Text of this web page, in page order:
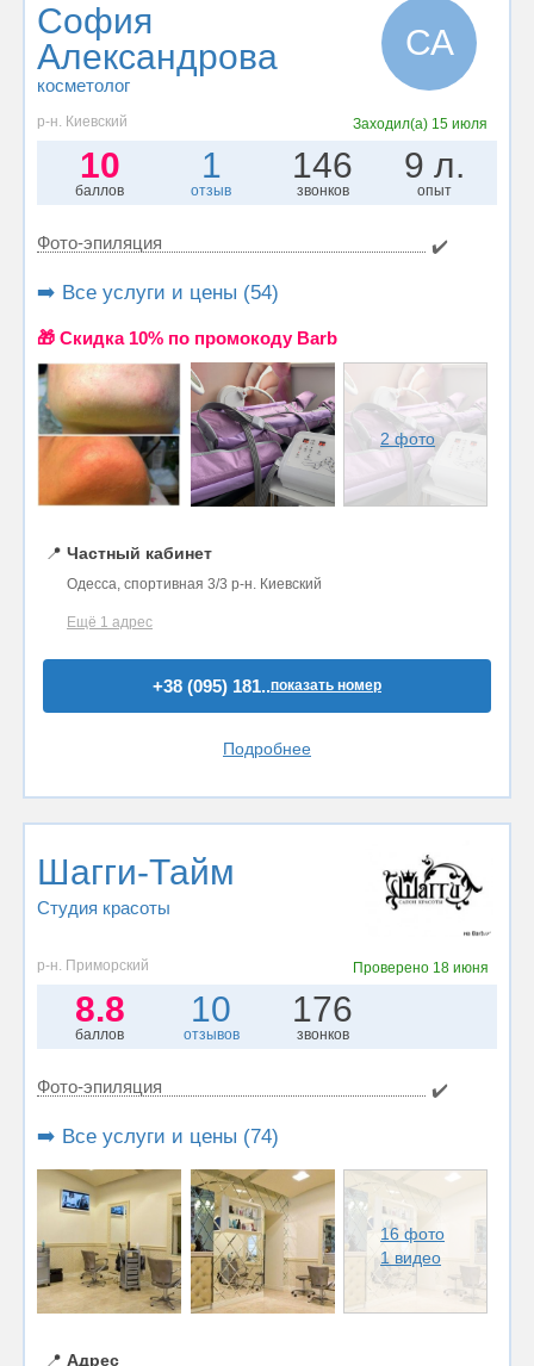
София
Александрова
косметолог
СА
р-н. Киевский Заходил(а) 15 июля
10
баллов
1
отзыв
146
звонков
9 л.
опыт
Фото-эпиляция ✔️
➡️ Все услуги и цены (54)
🎁 Cкидка 10% по промокоду Barb
2 фото
📍 Частный кабинет
Одесса, спортивная 3/3 р-н. Киевский
Ещё 1 адрес
+38 (095) 181..показать номер
Подробнее
Шагги-Тайм
Студия красоты
р-н. Приморский Проверено 18 июня
8.8
баллов
10
отзывов
176
звонков
Фото-эпиляция ✔️
➡️ Все услуги и цены (74)
16 фото
1 видео
📍 Адрес